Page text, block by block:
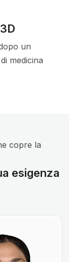
un
medicina
copre la
esigenza